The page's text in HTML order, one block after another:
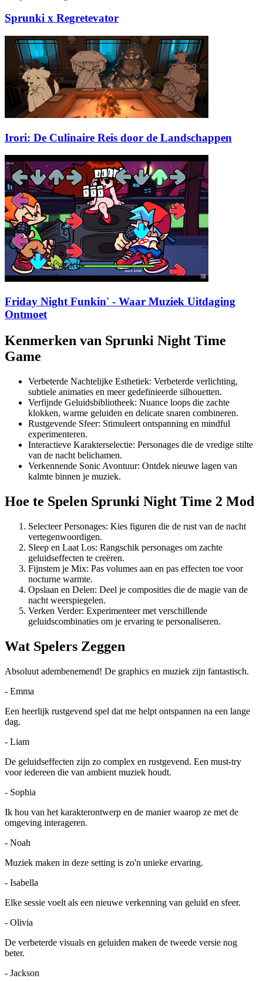
Sprunki x Regretevator
Irori: De Culinaire Reis door de Landschappen
Friday Night Funkin' - Waar Muziek Uitdaging
Ontmoet
Kenmerken van Sprunki Night Time
Game
Verbeterde Nachtelijke Esthetiek: Verbeterde verlichting,
subtiele animaties en meer gedefinieerde silhouetten.
Verfijnde Geluidsbibliotheek: Nuance loops die zachte
klokken, warme geluiden en delicate snaren combineren.
Rustgevende Sfeer: Stimuleert ontspanning en mindful
experimenteren.
Interactieve Karakterselectie: Personages die de vredige stilte
van de nacht belichamen.
Verkennende Sonic Avontuur: Ontdek nieuwe lagen van
kalmte binnen je muziek.
Hoe te Spelen Sprunki Night Time 2 Mod
Selecteer Personages: Kies figuren die de rust van de nacht
vertegenwoordigen.
Sleep en Laat Los: Rangschik personages om zachte
geluidseffecten te creëren.
Fijnstem je Mix: Pas volumes aan en pas effecten toe voor
nocturne warmte.
Opslaan en Delen: Deel je composities die de magie van de
nacht weerspiegelen.
Verken Verder: Experimenteer met verschillende
geluidscombinaties om je ervaring te personaliseren.
Wat Spelers Zeggen
Absoluut adembenemend! De graphics en muziek zijn fantastisch.
- Emma
Een heerlijk rustgevend spel dat me helpt ontspannen na een lange
dag.
- Liam
De geluidseffecten zijn zo complex en rustgevend. Een must-try
voor iedereen die van ambient muziek houdt.
- Sophia
Ik hou van het karakterontwerp en de manier waarop ze met de
omgeving interageren.
- Noah
Muziek maken in deze setting is zo'n unieke ervaring.
- Isabella
Elke sessie voelt als een nieuwe verkenning van geluid en sfeer.
- Olivia
De verbeterde visuals en geluiden maken de tweede versie nog
beter.
- Jackson